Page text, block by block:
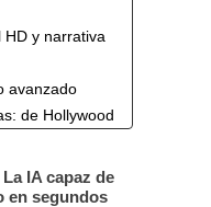
HD y narrativa
avanzado
de Hollywood
audiovisual
IA capaz de
en segundos